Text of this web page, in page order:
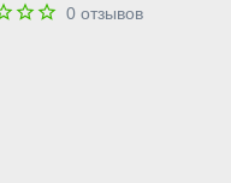
0 отзывов